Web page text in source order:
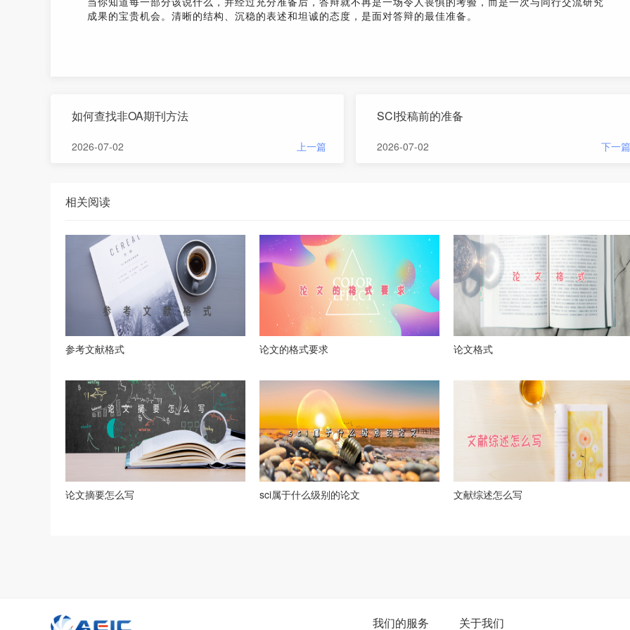
当你知道每一部分该说什么，并经过充分准备后，答辩就不再是一场令人畏惧的考验，而是一次与同行交流研究
成果的宝贵机会。清晰的结构、沉稳的表述和坦诚的态度，是面对答辩的最佳准备。
如何查找非OA期刊方法
2026-07-02 上一篇
SCI投稿前的准备
2026-07-02 下一篇
相关阅读
参考文献格式 论文的格式要求 论文格式
论文摘要怎么写 sci属于什么级别的论文 文献综述怎么写
我们的服务 关于我们